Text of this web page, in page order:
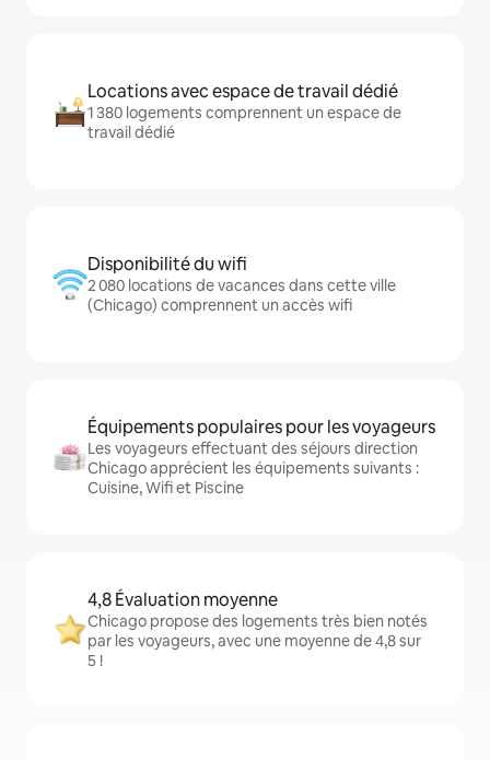
Locations avec espace de travail dédié
1 380 logements comprennent un espace de
travail dédié
Disponibilité du wifi
2 080 locations de vacances dans cette ville
(Chicago) comprennent un accès wifi
Équipements populaires pour les voyageurs
Les voyageurs effectuant des séjours direction
Chicago apprécient les équipements suivants :
Cuisine, Wifi et Piscine
4,8 Évaluation moyenne
Chicago propose des logements très bien notés
par les voyageurs, avec une moyenne de 4,8 sur
5 !